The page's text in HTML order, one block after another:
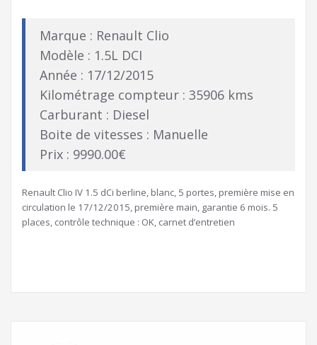
Marque : Renault Clio
Modèle : 1.5L DCI
Année : 17/12/2015
Kilométrage compteur : 35906 kms
Carburant : Diesel
Boite de vitesses : Manuelle
Prix : 9990.00€
Renault Clio IV 1.5 dCi berline, blanc, 5 portes, première mise en
circulation le 17/12/2015, première main, garantie 6 mois. 5
places, contrôle technique : OK, carnet d’entretien